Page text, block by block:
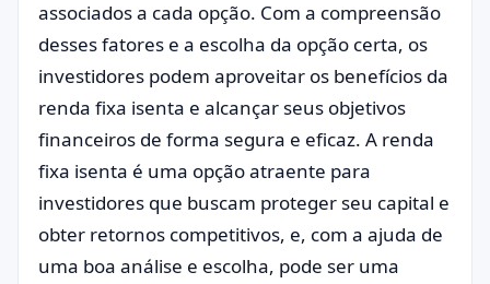
associados a cada opção. Com a compreensão
desses fatores e a escolha da opção certa, os
investidores podem aproveitar os benefícios da
renda fixa isenta e alcançar seus objetivos
financeiros de forma segura e eficaz. A renda
fixa isenta é uma opção atraente para
investidores que buscam proteger seu capital e
obter retornos competitivos, e, com a ajuda de
uma boa análise e escolha, pode ser uma